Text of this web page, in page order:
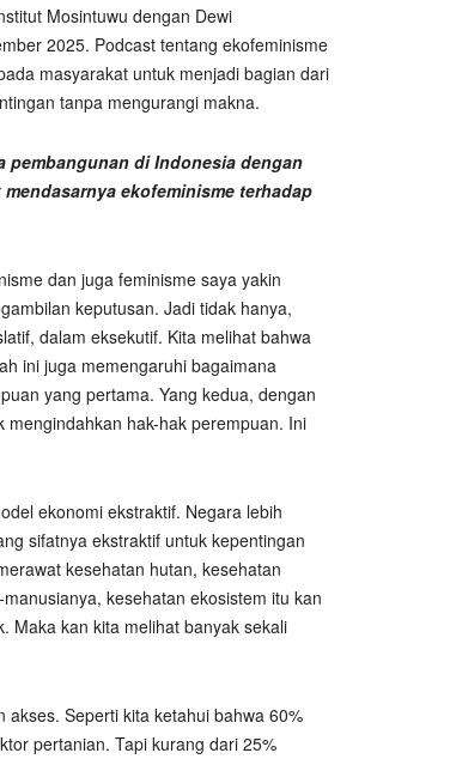
Mosintuwu dengan Dewi
2025. Podcast tentang ekofeminisme
masyarakat untuk menjadi bagian dari
tanpa mengurangi makna.
pembangunan di Indonesia dengan
ekofeminisme terhadap
dan juga feminisme saya yakin
keputusan. Jadi tidak hanya,
dalam eksekutif. Kita melihat bahwa
ini juga memengaruhi bagaimana
yang pertama. Yang kedua, dengan
hak-hak perempuan. Ini
ekonomi ekstraktif. Negara lebih
sifatnya ekstraktif untuk kepentingan
kesehatan hutan, kesehatan
kesehatan ekosistem itu kan
Maka kan kita melihat banyak sekali
Seperti kita ketahui bahwa 60%
pertanian. Tapi kurang dari 25%